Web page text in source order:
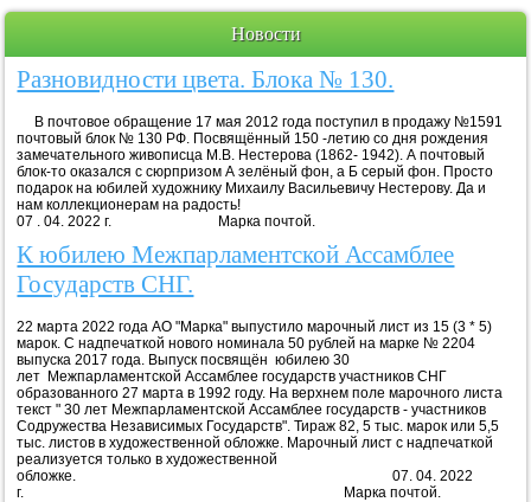
Новости
Разновидности цвета. Блока № 130.
В почтовое обращение 17 мая 2012 года поступил в продажу №1591
почтовый блок № 130 РФ. Посвящённый 150 -летию со дня рождения
замечательного живописца М.В. Нестерова (1862- 1942). А почтовый
блок-то оказался с сюрпризом А зелёный фон, а Б серый фон. Просто
подарок на юбилей художнику Михаилу Васильевичу Нестерову. Да и
нам коллекционерам на радость!
07 . 04. 2022 г. Марка почтой.
К юбилею Межпарламентской Ассамблее
Государств СНГ.
22 марта 2022 года АО "Марка" выпустило марочный лист из 15 (3 * 5)
марок. С надпечаткой нового номинала 50 рублей на марке № 2204
выпуска 2017 года. Выпуск посвящён юбилею 30
лет Межпарламентской Ассамблее государств участников СНГ
образованного 27 марта в 1992 году. На верхнем поле марочного листа
текст " 30 лет Межпарламентской Ассамблее государств - участников
Содружества Независимых Государств". Тираж 82, 5 тыс. марок или 5,5
тыс. листов в художественной обложке. Марочный лист с надпечаткой
реализуется только в художественной
обложке. 07. 04. 2022
г. Марка почтой.